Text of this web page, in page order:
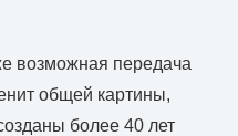
возможная передача
общей картины,
более 40 лет